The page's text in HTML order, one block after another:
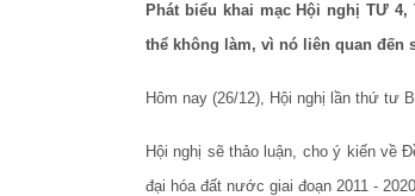
Phát biểu khai mạc Hội nghị TƯ
thể không làm, vì nó liên quan đến
Hôm nay (26/12), Hội nghị lần thứ tư
Hội nghị sẽ thảo luận, cho ý kiến về
đại hóa đất nước giai đoạn 2011 -